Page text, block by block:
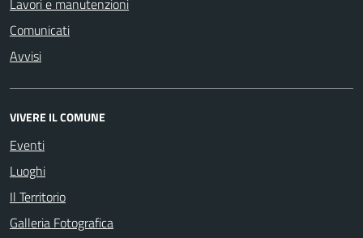
Lavori e manutenzioni
Comunicati
Avvisi
VIVERE IL COMUNE
Eventi
Luoghi
Il Territorio
Galleria Fotografica